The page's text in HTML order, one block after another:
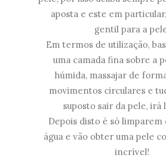
aposta e este em
gentil para a
Em termos de utilização,
uma camada fina sobre a
húmida, massajar de
movimentos circulares e
suposto sair da pele, irá
Depois disto é só limparem
água e vão obter uma pele
incrível!